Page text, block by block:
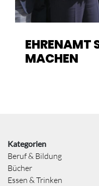
EHRENAMT
MACHEN
Kategorien
Beruf & Bildung
Bücher
Essen & Trinken